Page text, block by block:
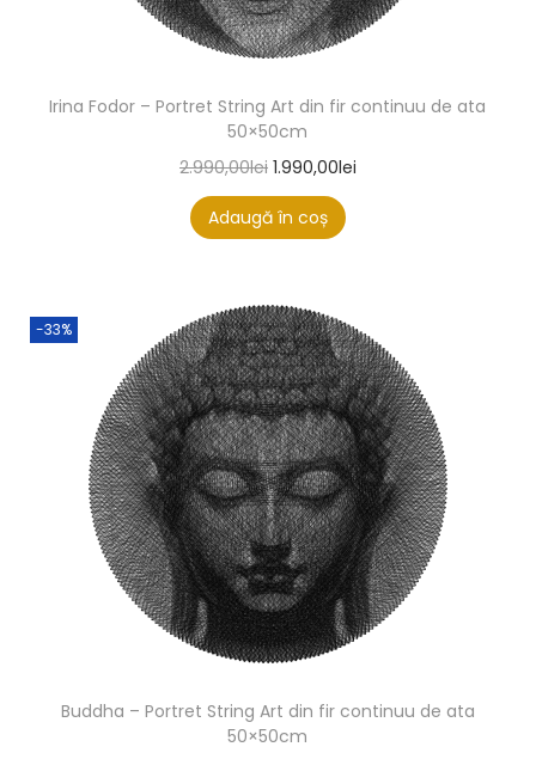
Irina Fodor – Portret String Art din fir continuu de ata
50×50cm
2.990,00lei 1.990,00lei
Adaugă în coș
-33%
Buddha – Portret String Art din fir continuu de ata
50×50cm